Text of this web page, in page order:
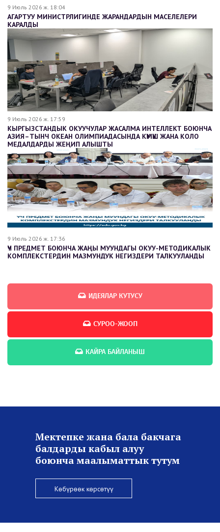
9 Июль 2026 ж. 18:04
АГАРТУУ МИНИСТРЛИГИНДЕ ЖАРАНДАРДЫН МАСЕЛЕЛЕРИ
КАРАЛДЫ
9 Июль 2026 ж. 17:59
КЫРГЫЗСТАНДЫК ОКУУЧУЛАР ЖАСАЛМА ИНТЕЛЛЕКТ БОЮНЧА
АЗИЯ–ТЫНЧ ОКЕАН ОЛИМПИАДАСЫНДА КҮМҮШ ЖАНА КОЛО
МЕДАЛДАРДЫ ЖЕҢИП АЛЫШТЫ
9 Июль 2026 ж. 17:36
ҮЧ ПРЕДМЕТ БОЮНЧА ЖАҢЫ МУУНДАГЫ ОКУУ-МЕТОДИКАЛЫК
КОМПЛЕКСТЕРДИН МАЗМУНДУК НЕГИЗДЕРИ ТАЛКУУЛАНДЫ
ИДЕЯЛАР КУТУСУ
СУРОО-ЖООП
КАЙРА БАЙЛАНЫШ
Мектепке жана бала бакчага
балдарды кабыл алуу
боюнча маалыматтык тутум
Көбүрөөк көрсөтүү